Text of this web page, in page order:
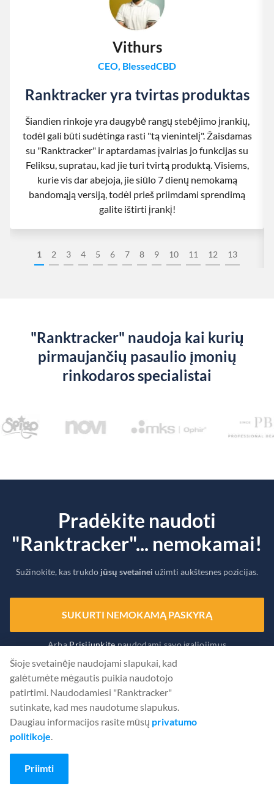
1 2 3 4 5 6 7 8 9 10 11 12 13
Vithurs
CEO, BlessedCBD
Ranktracker yra tvirtas produktas
Šiandien rinkoje yra daugybė rangų stebėjimo įrankių,
todėl gali būti sudėtinga rasti "tą vienintelį". Žaisdamas
su "Ranktracker" ir aptardamas įvairias jo funkcijas su
Feliksu, supratau, kad jie turi tvirtą produktą. Visiems,
kurie vis dar abejoja, jie siūlo 7 dienų nemokamą
bandomąją versiją, todėl prieš priimdami sprendimą
galite ištirti įrankį!
"Ranktracker" naudoja kai kurių
pirmaujančių pasaulio įmonių
rinkodaros specialistai
Pradėkite naudoti
"Ranktracker"... nemokamai!
Sužinokite, kas trukdo jūsų svetainei užimti aukštesnes pozicijas.
SUKURTI NEMOKAMĄ PASKYRĄ
ArbaPrisijunkitenaudodami savo įgaliojimus
Šioje svetainėje naudojami slapukai, kad
galėtumėte mėgautis puikia naudotojo
patirtimi. Naudodamiesi "Ranktracker"
sutinkate, kad mes naudotume slapukus.
Daugiau informacijos rasite mūsų privatumo
politikoje.
Priimti